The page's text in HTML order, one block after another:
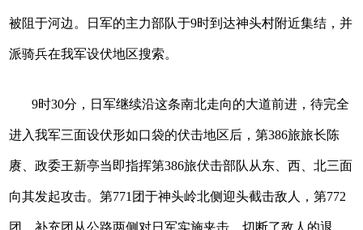
被阻于河边。日军的主力部队于9时到达神头村附近集结，并
派骑兵在我军设伏地区搜索。
9时30分，日军继续沿这条南北走向的大道前进，待完全
进入我军三面设伏形如口袋的伏击地区后，第386旅旅长陈
赓、政委王新亭当即指挥第386旅伏击部队从东、西、北三面
向其发起攻击。第771团于神头岭北侧迎头截击敌人，第772
团、补充团从公路两侧对日军实施夹击，切断了敌人的退